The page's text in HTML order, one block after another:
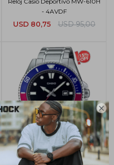

- 4AVDF
USD 80,75 USD 95,00
Reloj Casio Acero Inoxidable